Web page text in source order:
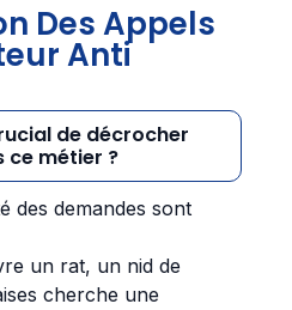
Des Appels
Anti
de décrocher
ce métier ?
des demandes sont
un rat, un nid de
cherche une